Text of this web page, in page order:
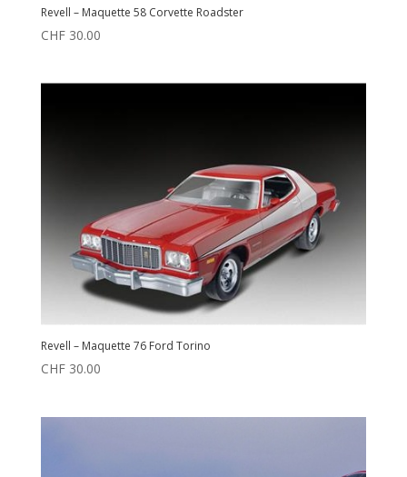
Revell – Maquette 58 Corvette Roadster
CHF30.00
Revell – Maquette 76 Ford Torino
CHF30.00